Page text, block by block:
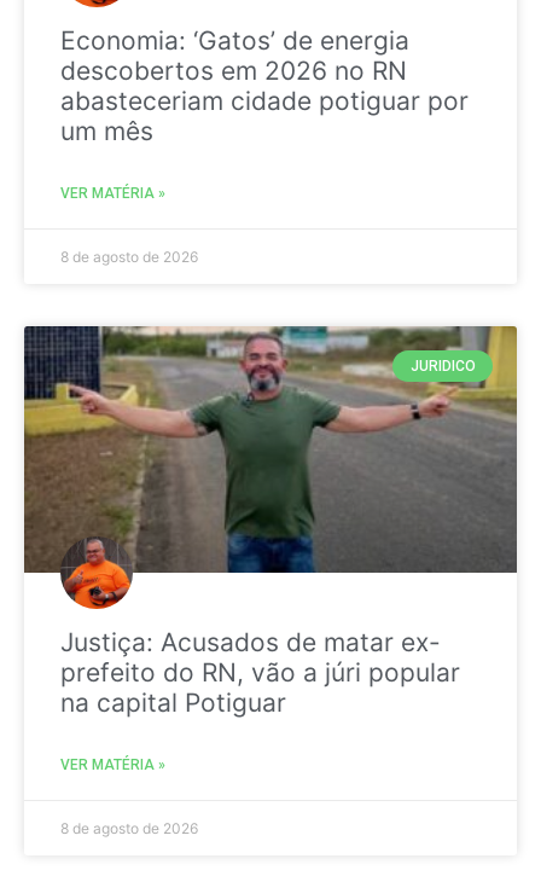
Economia: ‘Gatos’ de energia
descobertos em 2026 no RN
abasteceriam cidade potiguar por
um mês
VER MATÉRIA »
8 de agosto de 2026
JURIDICO
Justiça: Acusados de matar ex-
prefeito do RN, vão a júri popular
na capital Potiguar
VER MATÉRIA »
8 de agosto de 2026